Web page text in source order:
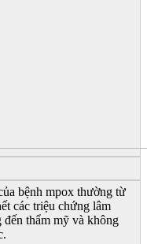
bệnh mpox thường từ
các triệu chứng lâm
đến thẩm mỹ và không